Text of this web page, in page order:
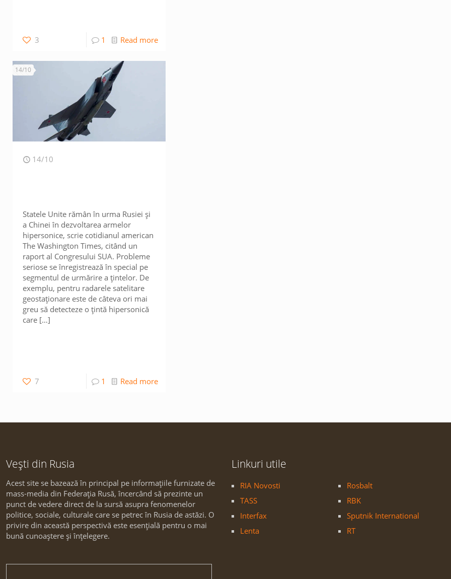
3 1 Read more
14/10
14/10
Statele Unite rămân în urma Rusiei și
a Chinei în dezvoltarea armelor
hipersonice, scrie cotidianul american
The Washington Times, citând un
raport al Congresului SUA. Probleme
seriose se înregistrează în special pe
segmentul de urmărire a țintelor. De
exemplu, pentru radarele satelitare
geostaționare este de câteva ori mai
greu să detecteze o țintă hipersonică
care […]
7 1 Read more
Vești din Rusia
Acest site se bazează în principal pe informațiile furnizate de
mass-media din Federația Rusă, încercând să prezinte un
punct de vedere direct de la sursă asupra fenomenelor
politice, sociale, culturale care se petrec în Rusia de astăzi. O
privire din această perspectivă este esențială pentru o mai
bună cunoaștere și înțelegere.
Linkuri utile
RIA Novosti
TASS
Interfax
Lenta
Rosbalt
RBK
Sputnik International
RT